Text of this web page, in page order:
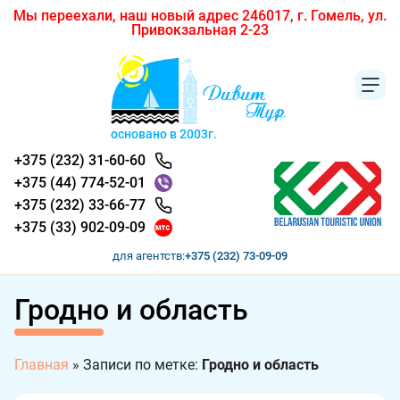
Мы переехали, наш новый адрес 246017, г. Гомель, ул.
Привокзальная 2-23
основано в 2003г.
+375 (232) 31-60-60
+375 (44) 774-52-01
+375 (232) 33-66-77
+375 (33) 902-09-09
для агентств:+375 (232) 73-09-09
Гродно и область
Главная » Записи по метке: Гродно и область